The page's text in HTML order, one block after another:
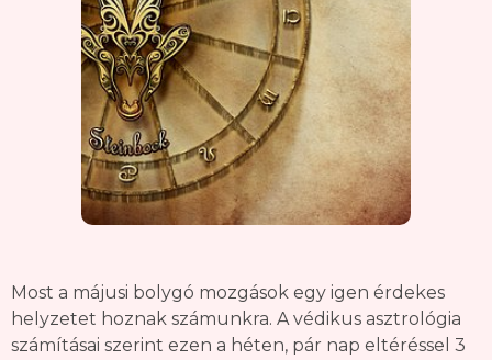
Most a májusi bolygó mozgások egy igen érdekes
helyzetet hoznak számunkra. A védikus asztrológia
számításai szerint ezen a héten, pár nap eltéréssel 3